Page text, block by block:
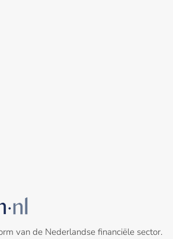
van de Nederlandse financiële sector.